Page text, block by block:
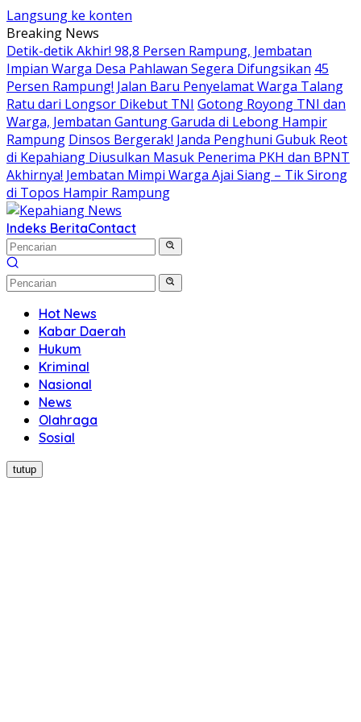
Langsung ke konten
Breaking News
Detik-detik Akhir! 98,8 Persen Rampung, Jembatan
Impian Warga Desa Pahlawan Segera Difungsikan 45
Persen Rampung! Jalan Baru Penyelamat Warga Talang
Ratu dari Longsor Dikebut TNI Gotong Royong TNI dan
Warga, Jembatan Gantung Garuda di Lebong Hampir
Rampung Dinsos Bergerak! Janda Penghuni Gubuk Reot
di Kepahiang Diusulkan Masuk Penerima PKH dan BPNT
Akhirnya! Jembatan Mimpi Warga Ajai Siang – Tik Sirong
di Topos Hampir Rampung
Indeks BeritaContact
Hot News
Kabar Daerah
Hukum
Kriminal
Nasional
News
Olahraga
Sosial
tutup